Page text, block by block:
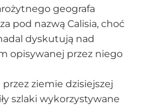
geografa
pod nazwą Calisia, choć
dyskutują nad
opisywanej przez niego
ziemie dzisiejszej
szlaki wykorzystywane